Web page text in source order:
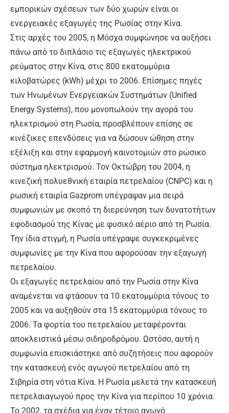
εμπορικών σχέσεων των δύο χωρών είναι οι
ενεργειακές εξαγωγές της Ρωσίας στην Κίνα.
Στις αρχές του 2005, η Μόσχα συμφώνησε να αυξήσει
πάνω από το διπλάσιο τις εξαγωγές ηλεκτρικού
ρεύματος στην Κίνα, στις 800 εκατομμύρια
κιλοβατώρες (kWh) μέχρι το 2006. Επίσημες πηγές
των Ηνωμένων Ενεργειακών Συστημάτων (Unified
Energy Systems), που μονοπωλούν την αγορά του
ηλεκτρισμού στη Ρωσία, προσβλέπουν επίσης σε
κινέζικες επενδύσεις για να δώσουν ώθηση στην
εξέλιξη και στην εφαρμογή καινοτομιών στο ρώσικο
σύστημα ηλεκτρισμού. Τον Οκτώβρη του 2004, η
κινεζική πολυεθνική εταιρία πετρελαίου (CNPC) και η
ρωσική εταιρία Gazprom υπέγραψαν μια σειρά
συμφωνιών με σκοπό τη διερεύνηση των δυνατοτήτων
εφοδιασμού της Κίνας με φυσικό αέριο από τη Ρωσία.
Την ίδια στιγμή, η Ρωσία υπέγραψε συγκεκριμένες
συμφωνίες με την Kίνα που αφορούσαν την εξαγωγή
πετρελαίου.
Οι εξαγωγές πετρελαίου από την Ρωσία στην Κίνα
αναμένεται να φτάσουν τα 10 εκατομμύρια τόνους το
2005 και να αυξηθούν στα 15 εκατομμύρια τόνους το
2006. Τα φορτία του πετρελαίου μεταφέρονται
αποκλειστικά μέσω σιδηροδρόμου. Ωστόσο, αυτή η
συμφωνία επισκιάστηκε από συζητήσεις που αφορούν
την κατασκευή ενός αγωγού πετρελαίου από τη
Σιβηρία στη νότια Κίνα. Η Ρωσία μελετά την κατασκευή
πετρελαιαγωγού προς την Κίνα για περίπου 10 χρόνια.
Το 2002, τα σχέδια για έναν τέτοιο αγωγό